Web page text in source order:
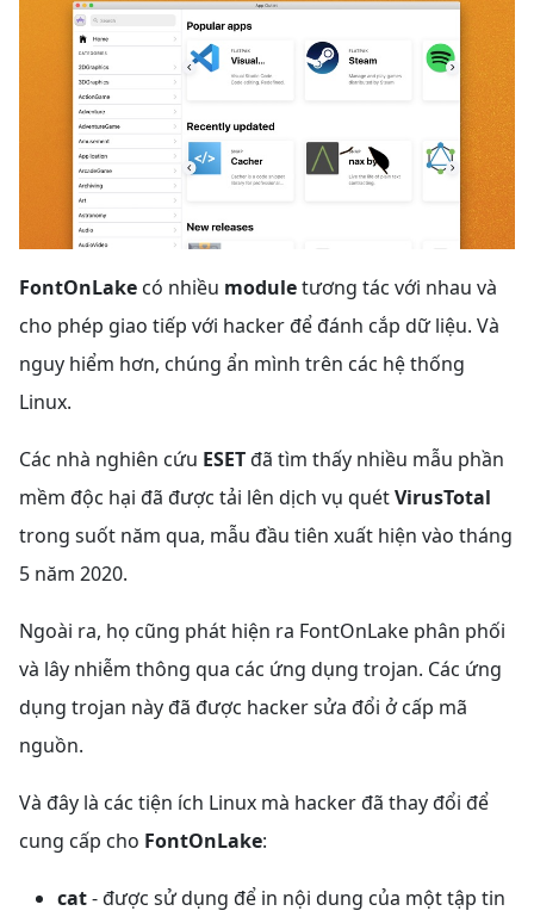
FontOnLake có nhiều moduletương tác với nhau và
cho phép giao tiếp với hacker để đánh cắp dữ liệu. Và
nguy hiểm hơn, chúng ẩn mình trên các hệ thống
Linux.
Các nhà nghiên cứu ESETđã tìm thấy nhiều mẫu phần
mềm độc hại đã được tải lên dịch vụ quétVirusTotal
trong suốt năm qua, mẫu đầu tiên xuất hiện vào tháng
5 năm 2020.
Ngoài ra, họ cũng phát hiện ra FontOnLake phân phối
và lây nhiễm thông qua các ứng dụng trojan. Các ứng
dụng trojan này đã được hacker sửa đổi ở cấp mã
nguồn.
Và đây là các tiện ích Linux mà hacker đã thay đổi để
cung cấp cho FontOnLake:
cat- được sử dụng để in nội dung của một tập tin